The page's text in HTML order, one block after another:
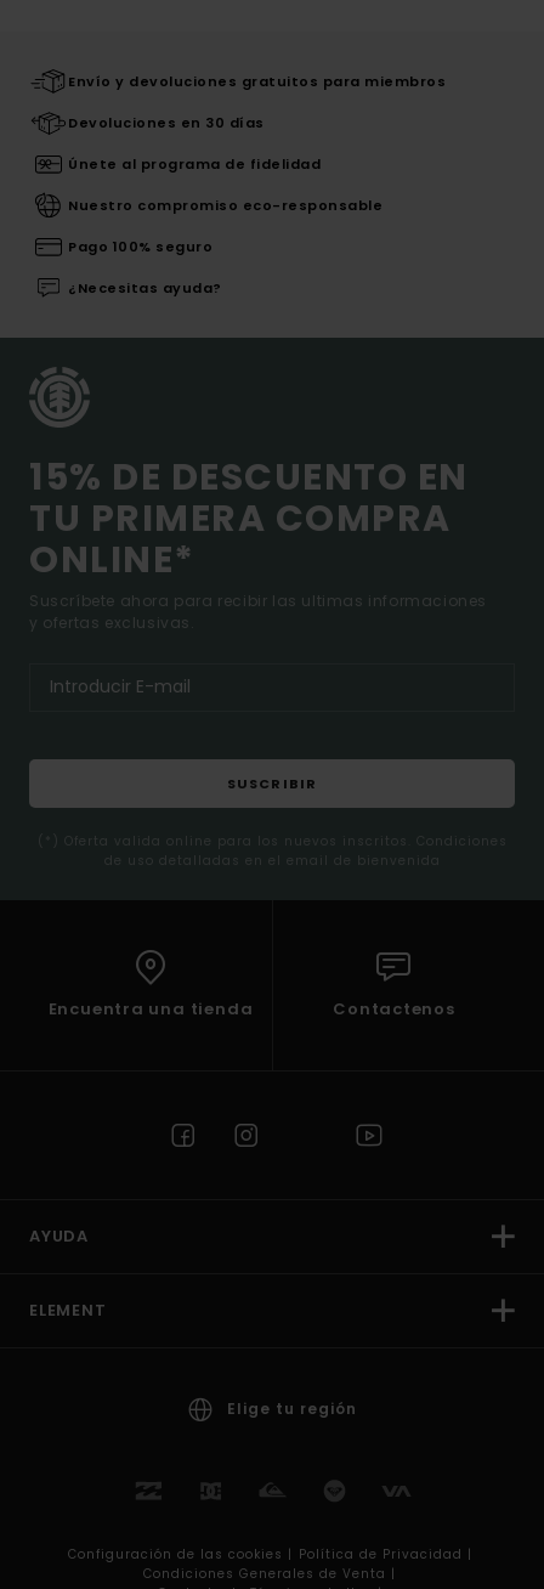
Envío y devoluciones gratuitos para miembros
Devoluciones en 30 días
Únete al programa de fidelidad
Nuestro compromiso eco-responsable
Pago 100% seguro
¿Necesitas ayuda?
15% DE DESCUENTO EN
TU PRIMERA COMPRA
ONLINE*
Suscríbete ahora para recibir las ultimas informaciones
y ofertas exclusivas.
SUSCRIBIR
(*) Oferta valida online para los nuevos inscritos. Condiciones
de uso detalladas en el email de bienvenida
Encuentra una tienda Contactenos
AYUDA
ELEMENT
Elige tu región
Configuración de las cookies | Política de Privacidad |
Condiciones Generales de Venta |